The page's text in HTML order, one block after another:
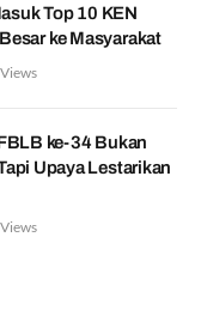
Top 10 KEN
ke Masyarakat
Views
ke-34 Bukan
Upaya Lestarikan
Views